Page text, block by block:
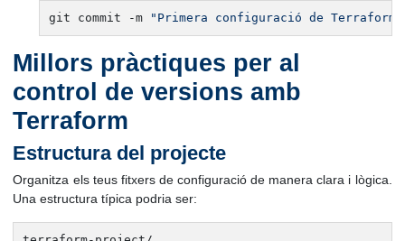
git commit -m "Primera configuració de Terraform"
Millors pràctiques per al
control de versions amb
Terraform
Estructura del projecte
Organitza els teus fitxers de configuració de manera clara i lògica.
Una estructura típica podria ser: